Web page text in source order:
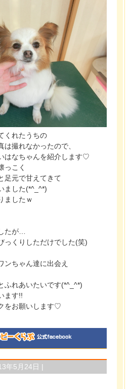
くれたうちの
は撮れなかったので、
はなちゃんを紹介します♡
っこく
足元で甘えてきて
ました(*^_^*)
ましたｗ
たが…
っくりしただけでした(笑)
ンちゃん達に出会え
ふれあいたいです(*^_^*)
ます!!
をお願いします♡
年5月24日 |